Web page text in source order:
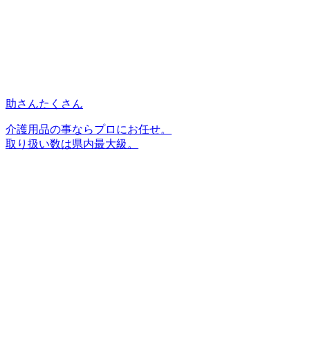
助さんたくさん
介護用品の事ならプロにお任せ。
取り扱い数は県内最大級。